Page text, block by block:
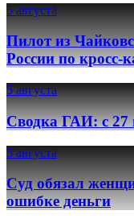
5 августа
Пилот из
России по кросс-
5 августа
Сводка ГАИ: с 27
5 августа
Суд обязал
ошибке деньги